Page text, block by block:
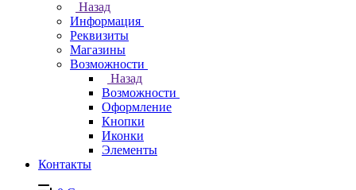
Назад
Информация
Реквизиты
Магазины
Возможности
Назад
Возможности
Оформление
Кнопки
Иконки
Элементы
Контакты